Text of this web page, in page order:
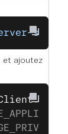
et ajoutez
.